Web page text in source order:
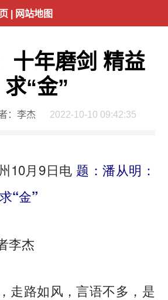
| 网站地图
十年磨剑 精益
求“金”
：李杰 2022-10-10 09:42:35
月9日电 题：潘从明：
“金”
杰
路如风，言语不多，是